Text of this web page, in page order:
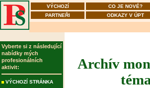
VÝCHOZÍ CO JE NOVÉ?
PARTNEŘI
ODKAZY V ÚPT
Vyberte si z následující
nabídky mých
profesionálních
aktivit:
VÝCHOZÍ STRÁNKA
Archív